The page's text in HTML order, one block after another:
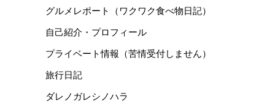
グルメレポート（ワクワク食べ物日記）
自己紹介・プロフィール
プライベート情報（苦情受付しません）
旅行日記
ダレノガレシノハラ